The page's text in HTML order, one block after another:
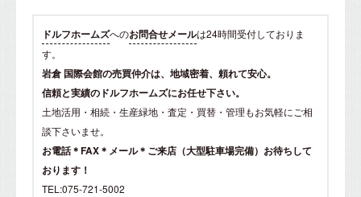
ドルフホームズへのお問合せメールは24時間受付しておりま
す。
岩倉 国際会館の売買仲介は、地域密着、頼れて安心。
信頼と実績のドルフホームズにお任せ下さい。
土地活用・相続・生産緑地・査定・買替・管理もお気軽にご相
談下さいませ。
お電話＊FAX＊メール＊ご来店（大型駐車場完備）お待ちして
おります！
TEL:075-721-5002